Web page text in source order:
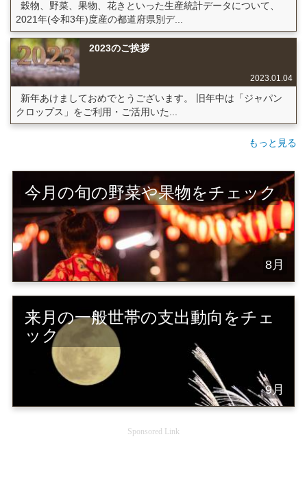
穀物、野菜、果物、花きといった生産統計データについて、
2021年(令和3年)度産の都道府県別デ...
2023のご挨拶
2023.01.04
新年あけましておめでとうございます。 旧年中は「ジャパン
クロップス」をご利用・ご活用いた...
もっと見る
今月の旬の野菜や果物をチェック
8月
来月の一般世帯の支出動向をチェ
ック
9月
Sponsored Link